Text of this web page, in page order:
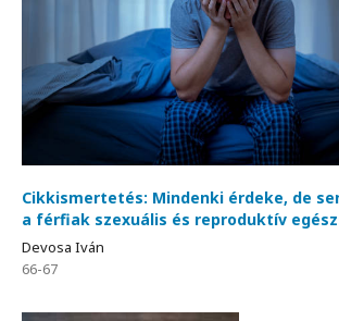
Cikkismertetés: Mindenki érdeke, de
a férfiak szexuális és reproduktív
Devosa Iván
66-67